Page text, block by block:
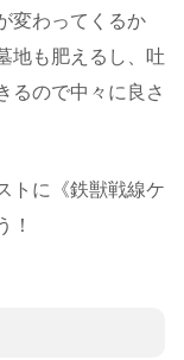
変わってくるか
地も肥えるし、吐
るので中々に良さ
トに《鉄獣戦線ケ
！